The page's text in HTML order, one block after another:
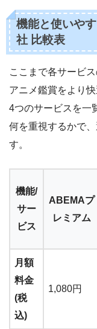
機能と使いや
社 比較表
ここまで各サービ
アニメ鑑賞をより
4つのサービスを一
何を重視するかで
す。
機能/
サー
ビス
ABEMAプ
レミアム
月額
料金
(税
込)
1,080円